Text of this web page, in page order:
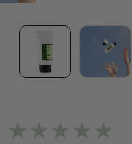
★★★★★